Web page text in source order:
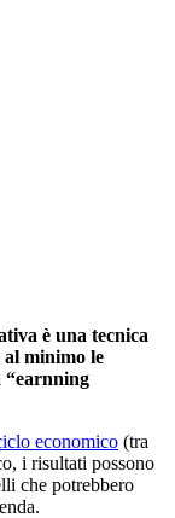
è una tecnica
minimo le
“earnning
economico (tra
i risultati possono
che potrebbero